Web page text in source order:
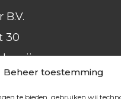
Beheer toestemming
te bieden, gebruiken wij
30